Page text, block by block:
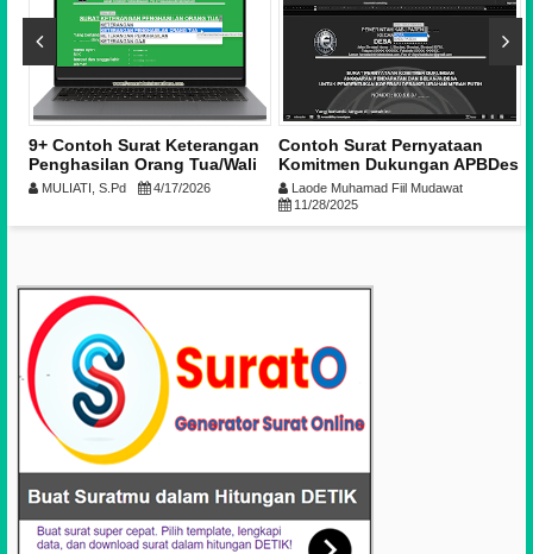
9+ Contoh Surat Keterangan
Penghasilan Orang Tua/Wali
untuk Daftar KIP Kuliah dari
Desa & Kelurahan | Download
MULIATI, S.Pd 4/17/2026
Contoh Surat Pernyataan
Komitmen Dukungan APBDes
untuk Pembentukan Koperasi
Desa Merah Putih
Laode Muhamad Fiil Mudawat
11/28/2025